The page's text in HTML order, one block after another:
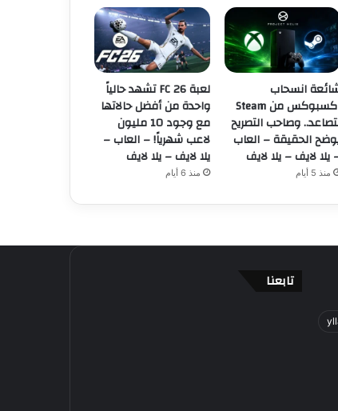
انسحاب
اكسبوكس من Steam
وصاحب التصريح
الحقيقة – العاب
يلا لايف – يلا لايف
منذ 5 أيام
لعبة FC 26 تشهد حالياً
واحدة من أفضل حالاتها
مع وجود 10 مليون
لاعب شهرياً! – العاب –
يلا لايف – يلا لايف
منذ 6 أيام
تابعنا